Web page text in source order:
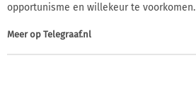
opportunisme en willekeur te voorkomen.
Meer op Telegraaf.nl